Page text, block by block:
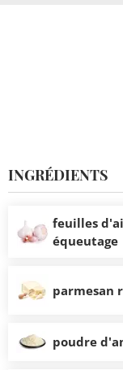
INGRÉDIENTS
feuilles
équeutage
parmesan
poudre